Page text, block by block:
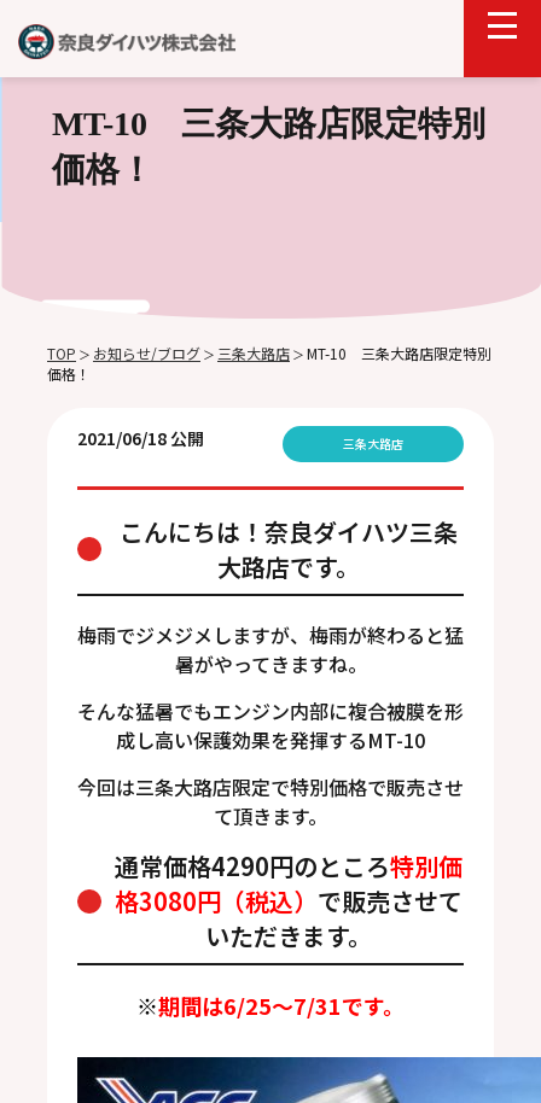
MT-10 三条大路店限定特別
価格！
TOP ＞ お知らせ/ブログ ＞ 三条大路店 ＞ MT-10 三条大路店限定特別
価格！
2021/06/18 公開 三条大路店
こんにちは！奈良ダイハツ三条
大路店です。
梅雨でジメジメしますが、梅雨が終わると猛
暑がやってきますね。
そんな猛暑でもエンジン内部に複合被膜を形
成し高い保護効果を発揮するMT-10
今回は三条大路店限定で特別価格で販売させ
て頂きます。
通常価格4290円のところ特別価
格3080円（税込） で販売させて
いただきます。
※期間は6/25～7/31です。